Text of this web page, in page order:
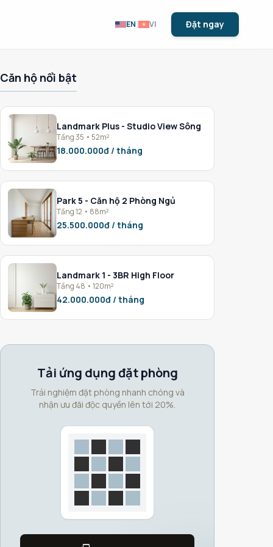
EN| VI Đặt ngay
Căn hộ nổi bật
Landmark Plus - Studio View Sông
Tầng 35 • 52m²
18.000.000đ / tháng
Park 5 - Căn hộ 2 Phòng Ngủ
Tầng 12 • 88m²
25.500.000đ / tháng
Landmark 1 - 3BR High Floor
Tầng 48 • 120m²
42.000.000đ / tháng
Tải ứng dụng đặt phòng
Trải nghiệm đặt phòng nhanh chóng và
nhận ưu đãi độc quyền lên tới 20%.